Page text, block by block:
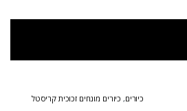
כיורים, כיורים מונחים זכוכית קריסטל